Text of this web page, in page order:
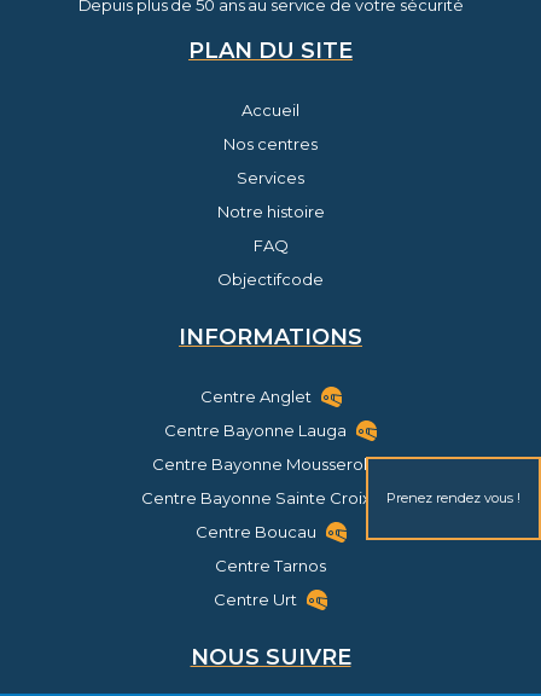
Prenez rendez vous !
Depuis plus de 50 ans au service de votre sécurité
PLAN DU SITE
Accueil
Nos centres
Services
Notre histoire
FAQ
Objectifcode
INFORMATIONS
Centre Anglet
Centre Bayonne Lauga
Centre Bayonne Mousserolles
Centre Bayonne Sainte Croix
Centre Boucau
Centre Tarnos
Centre Urt
NOUS SUIVRE